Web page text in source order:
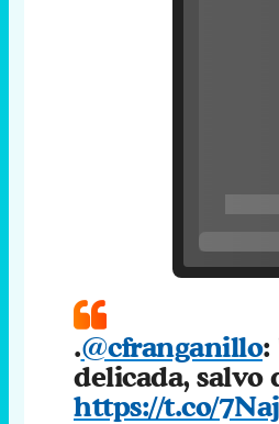
.@cfranganillo:
delicada, salvo
https://t.co/